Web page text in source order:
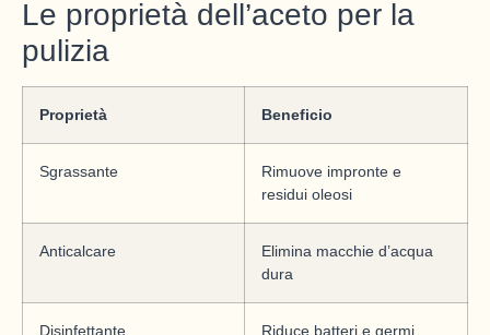
Le proprietà dell’aceto per la
pulizia
Proprietà Beneficio
Sgrassante
Rimuove impronte e
residui oleosi
Anticalcare
Elimina macchie d’acqua
dura
Disinfettante Riduce batteri e germi